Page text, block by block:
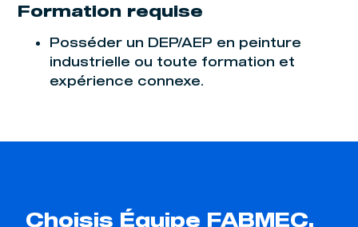
Formation requise
Posséder un DEP/AEP en peinture
industrielle ou toute formation et
expérience connexe.
Choisis Équipe FABMEC,